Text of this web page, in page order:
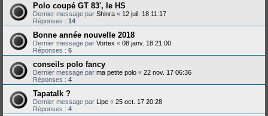
Polo coupé GT 83', le HS
Dernier message par Shinra « 12 juil. 18 11:17
Réponses : 14
Bonne année nouvelle 2018
Dernier message par Vortex « 08 janv. 18 21:00
Réponses : 6
conseils polo fancy
Dernier message par ma petite polo « 22 nov. 17 06:36
Réponses : 4
Tapatalk ?
Dernier message par Lipe « 25 oct. 17 20:28
Réponses : 4